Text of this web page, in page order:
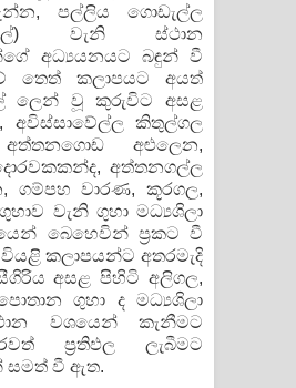
පල්ලිය ගොඩැල්ල
වැනි ස්ථාන
අධ්‍යයනයට බඳුන් වී
තෙත් කලාපයට අයත්
ලෙන් වූ කුරුවිට අසළ
අවිස්සාවේල්ල කිතුල්ගල
අළුලෙන,
අත්තනගල්ල
ගම්පහ වාරණ, කූරගල,
වැනි ගුහා මධ්‍යශිලා
බෙහෙවින් ප‍්‍රකට වී
කලාපයන්ට අතරමැදි
අසළ පිහිටි අලිගල,
ගුහා ද මධ්‍යශිලා
වශයෙන් කැනීමට
ප‍්‍රතිඵල ලැබීමට
සමත් වී ඇත.